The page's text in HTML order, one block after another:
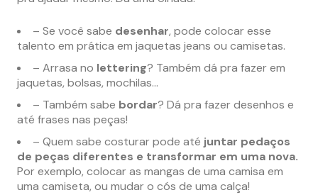
– Se você sabe desenhar, pode colocar esse
talento em prática em jaquetas jeans ou camisetas.
– Arrasa no lettering? Também dá pra fazer em
jaquetas, bolsas, mochilas…
– Também sabe bordar? Dá pra fazer desenhos e
até frases nas peças!
– Quem sabe costurar pode até juntar pedaços
de peças diferentes e transformar em uma nova.
Por exemplo, colocar as mangas de uma camisa em
uma camiseta, ou mudar o cós de uma calça!